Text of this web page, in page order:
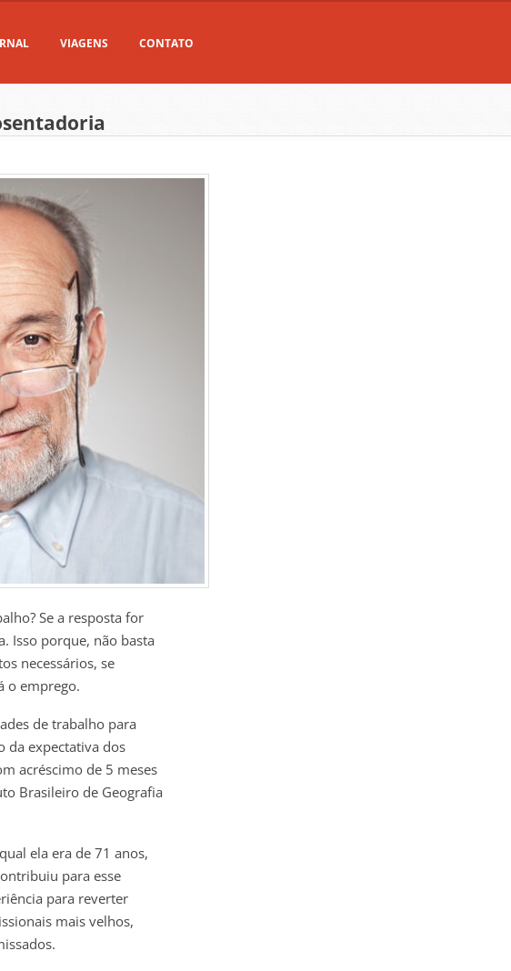
VIAGENS CONTATO
Se a resposta for
Isso porque, não basta
necessários, se
o emprego.
de trabalho para
da expectativa dos
acréscimo de 5 meses
Brasileiro de Geografia
ela era de 71 anos,
para esse
para reverter
mais velhos,